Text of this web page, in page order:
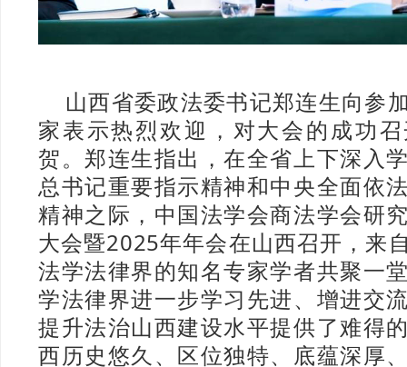
山西省委政法委书记郑连生向参
家表示热烈欢迎，对大会的成功
贺。郑连生指出，在全省上下深入
总书记重要指示精神和中央全面依
精神之际，中国法学会商法学会研
大会暨2025年年会在山西召开，来
法学法律界的知名专家学者共聚一
学法律界进一步学习先进、增进交
提升法治山西建设水平提供了难得
西历史悠久、区位独特、底蕴深厚